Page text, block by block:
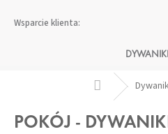
Home
POKÓJ -